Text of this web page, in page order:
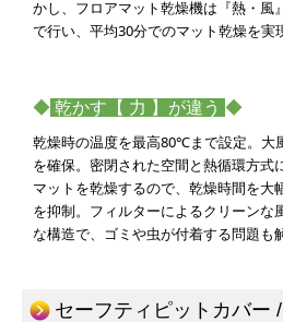
かし、フロアマット乾燥機は『熱・風
で行い、平均30分でのマット乾燥を実
◆ 乾かす【 力 】が違う ◆
乾燥時の温度を最高80℃まで設定。大
を確保。密閉された空間と熱循環方式
マットを乾燥するので、乾燥時間を大
を抑制。フィルターによるクリーンな
な構造で、ゴミや虫が付着する問題も
セーフティピットカバー